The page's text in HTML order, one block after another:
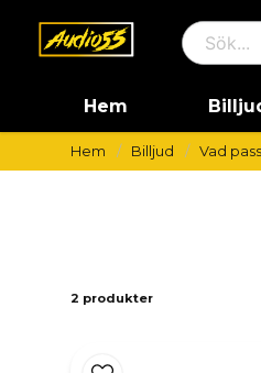
Hem
Hem Billjud Vad
2 produkter